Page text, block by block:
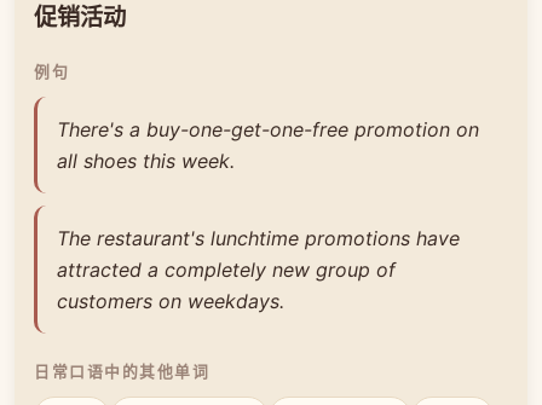
促销活动
例句
There's a buy-one-get-one-free promotion on
all shoes this week.
The restaurant's lunchtime promotions have
attracted a completely new group of
customers on weekdays.
日常口语中的其他单词